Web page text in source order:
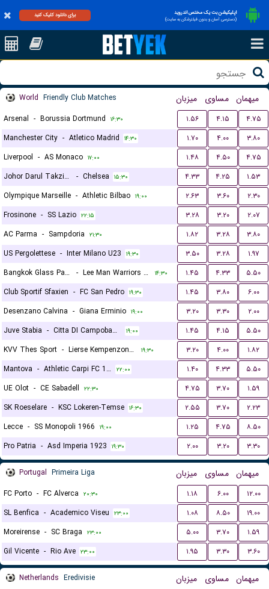
اپلیکیشن بت یک مختص اندروید
(دسترسی آسان و بدون فیلترشکن به سایت)
برای دانلود کلیک کنید
World Friendly Club Matches میزبان مساوی میهمان
Arsenal - Borussia Dortmund ۱۶:۳۰ ۱.۵۶ ۴.۱۵
۴.۷۵
Manchester City - Atletico Madrid ۱۴:۳۰ ۱.۷۰ ۴.۰۰
۳.۸۰
Liverpool - AS Monaco ۱۷:۰۰ ۱.۴۸ ۴.۵۰
۴.۷۵
Johor Darul Takzim FC
- Chelsea ۱۵:۳۰ ۴.۳۳ ۴.۲۵
۱.۵۳
Olympique Marseille - Athletic Bilbao ۱۹:۰۰ ۲.۶۳ ۳.۶۰
۲.۳۰
Frosinone - SS Lazio ۲۲:۱۵ ۳.۲۸ ۳.۲۰
۲.۰۷
AC Parma - Sampdoria ۲۱:۳۰ ۱.۸۲ ۳.۲۸
۳.۸۰
US Pergolettese - Inter Milano U23 ۱۹:۳۰ ۳.۵۰ ۳.۲۸
۱.۹۷
Bangkok Glass Pathumthani United FC
- Lee Man Warriors FC ۱۴:۳۰ ۱.۴۵ ۴.۳۳
۵.۵۰
Club Sportif Sfaxien - FC San Pedro ۱۹:۳۰ ۱.۴۵ ۳.۸۰
۶.۰۰
Desenzano Calvina - Giana Erminio ۱۹:۰۰ ۳.۲۰ ۳.۳۰
۲.۰۰
Juve Stabia - Citta DI Campobasso ۱۹:۰۰ ۱.۴۵ ۴.۱۵
۵.۵۰
KVV Thes Sport - Lierse Kempenzonen ۱۹:۳۰ ۳.۲۰ ۴.۰۰
۱.۸۲
Mantova - Athletic Carpi FC 1909 ۲۲:۰۰ ۱.۴۰ ۴.۳۳
۵.۵۰
UE Olot - CE Sabadell ۲۲:۳۰ ۴.۷۵ ۳.۷۰
۱.۵۹
SK Roeselare - KSC Lokeren-Temse ۱۶:۳۰ ۲.۵۵ ۳.۷۰
۲.۲۳
Lecce - SS Monopoli 1966 ۱۹:۰۰ ۱.۲۵ ۴.۷۵
۸.۵۰
Pro Patria - Asd Imperia 1923 ۱۹:۳۰ ۲.۰۰ ۳.۲۰ ۳.۳۰
Portugal Primeira Liga میزبان مساوی میهمان
FC Porto - FC Alverca ۲۰:۳۰ ۱.۱۸ ۶.۰۰
۱۲.۰۰
SL Benfica - Academico Viseu ۲۳:۰۰ ۱.۰۸ ۸.۵۰
۱۹.۰۰
Moreirense - SC Braga ۲۳:۰۰ ۵.۰۰ ۳.۷۰
۱.۵۹
Gil Vicente - Rio Ave ۲۳:۰۰ ۱.۹۵ ۳.۳۰ ۳.۶۰
Netherlands Eredivisie میزبان مساوی میهمان